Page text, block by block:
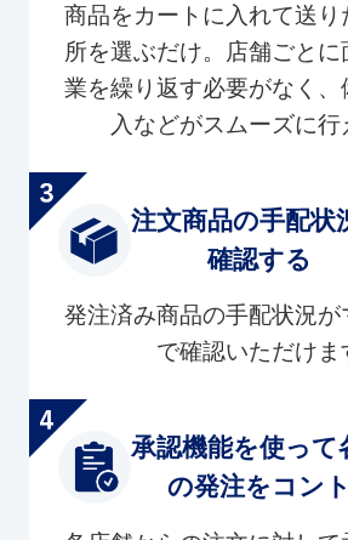
商品をカートに入れて送り
所を選ぶだけ。店舗ごと
業を繰り返す必要がなく、
入などがスムーズに行
注文商品の手配状
確認する
発注済み商品の手配状況が
で確認いただけま
承認機能を使って
の発注をコン